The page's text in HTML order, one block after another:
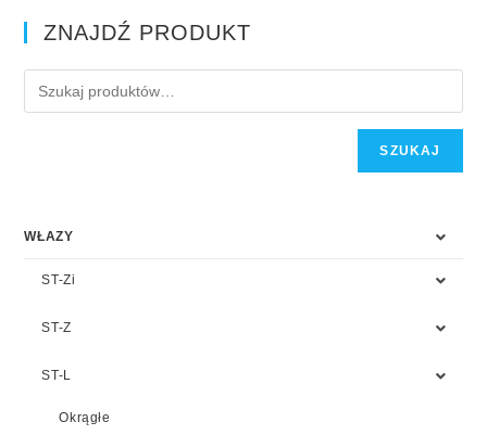
ZNAJDŹ PRODUKT
SZUKAJ
WŁAZY
ST-Zi
ST-Z
ST-L
Okrągłe